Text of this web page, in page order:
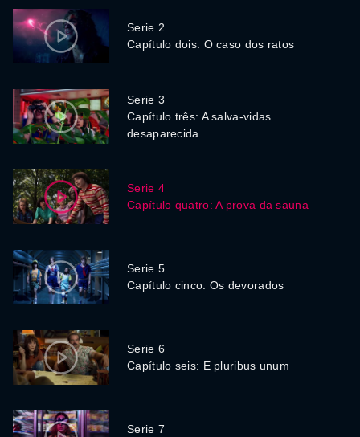
Serie 2
Capítulo dois: O caso dos ratos
Serie 3
Capítulo três: A salva-vidas
desaparecida
Serie 4
Capítulo quatro: A prova da sauna
Serie 5
Capítulo cinco: Os devorados
Serie 6
Capítulo seis: E pluribus unum
Serie 7